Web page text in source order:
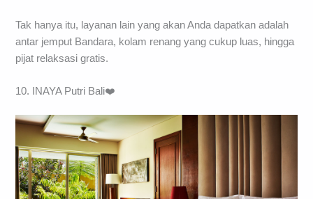
Tak hanya itu, layanan lain yang akan Anda dapatkan adalah
antar jemput Bandara, kolam renang yang cukup luas, hingga
pijat relaksasi gratis.
10. INAYA Putri Bali❤️